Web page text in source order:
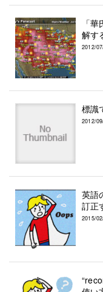
「
解す
2012/
標識
2012/
英語
訂正
2015/